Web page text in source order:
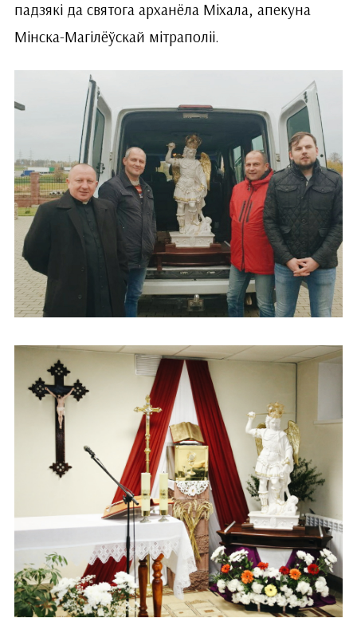
падзякі да святога арханёла Міхала, апекуна
Мінска-Магілёўскай мітраполіі.